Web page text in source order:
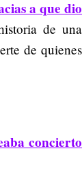
a que dio
de una
de quienes
concierto